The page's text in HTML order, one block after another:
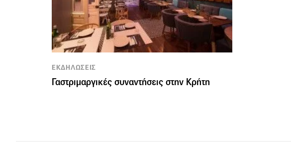
ΕΚΔΗΛΩΣΕΙΣ
Γαστριμαργικές συναντήσεις στην Κρήτη